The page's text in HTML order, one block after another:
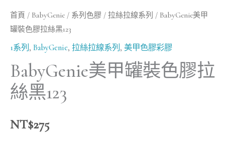
首頁 / BabyGenie / 系列色膠 / 拉絲拉線系列 / BabyGenie美甲
罐裝色膠拉絲黑123
1系列, BabyGenie, 拉絲拉線系列, 美甲色膠彩膠
BabyGenie美甲罐裝色膠拉
絲黑123
NT$275